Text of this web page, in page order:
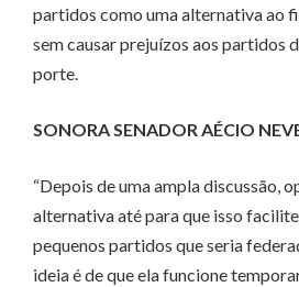
partidos como uma alternativa ao
sem causar prejuízos aos partidos
porte.
SONORA SENADOR AÉCIO
“Depois de uma ampla discussão,
alternativa até para que isso
pequenos partidos que seria
ideia é de que ela funcione